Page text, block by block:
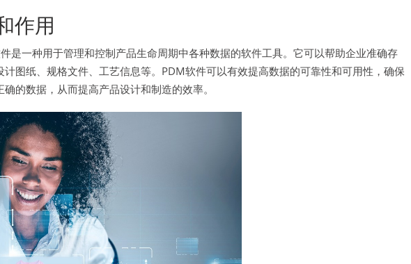
作用
是一种用于管理和控制产品生命周期中各种数据的软件工具。它可以帮助企业准确存
图纸、规格文件、工艺信息等。PDM软件可以有效提高数据的可靠性和可用性，确保
的数据，从而提高产品设计和制造的效率。